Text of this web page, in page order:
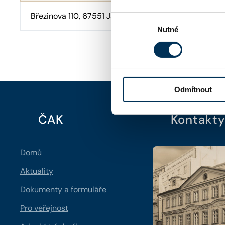
Výběr
Nutné
Odmítnout
Březinova 110, 67551 Jaroměřice nad Rokytnou
ČAK
Domů
Aktuality
Dokumenty a formuláře
Pro veřejnost
Kontakty